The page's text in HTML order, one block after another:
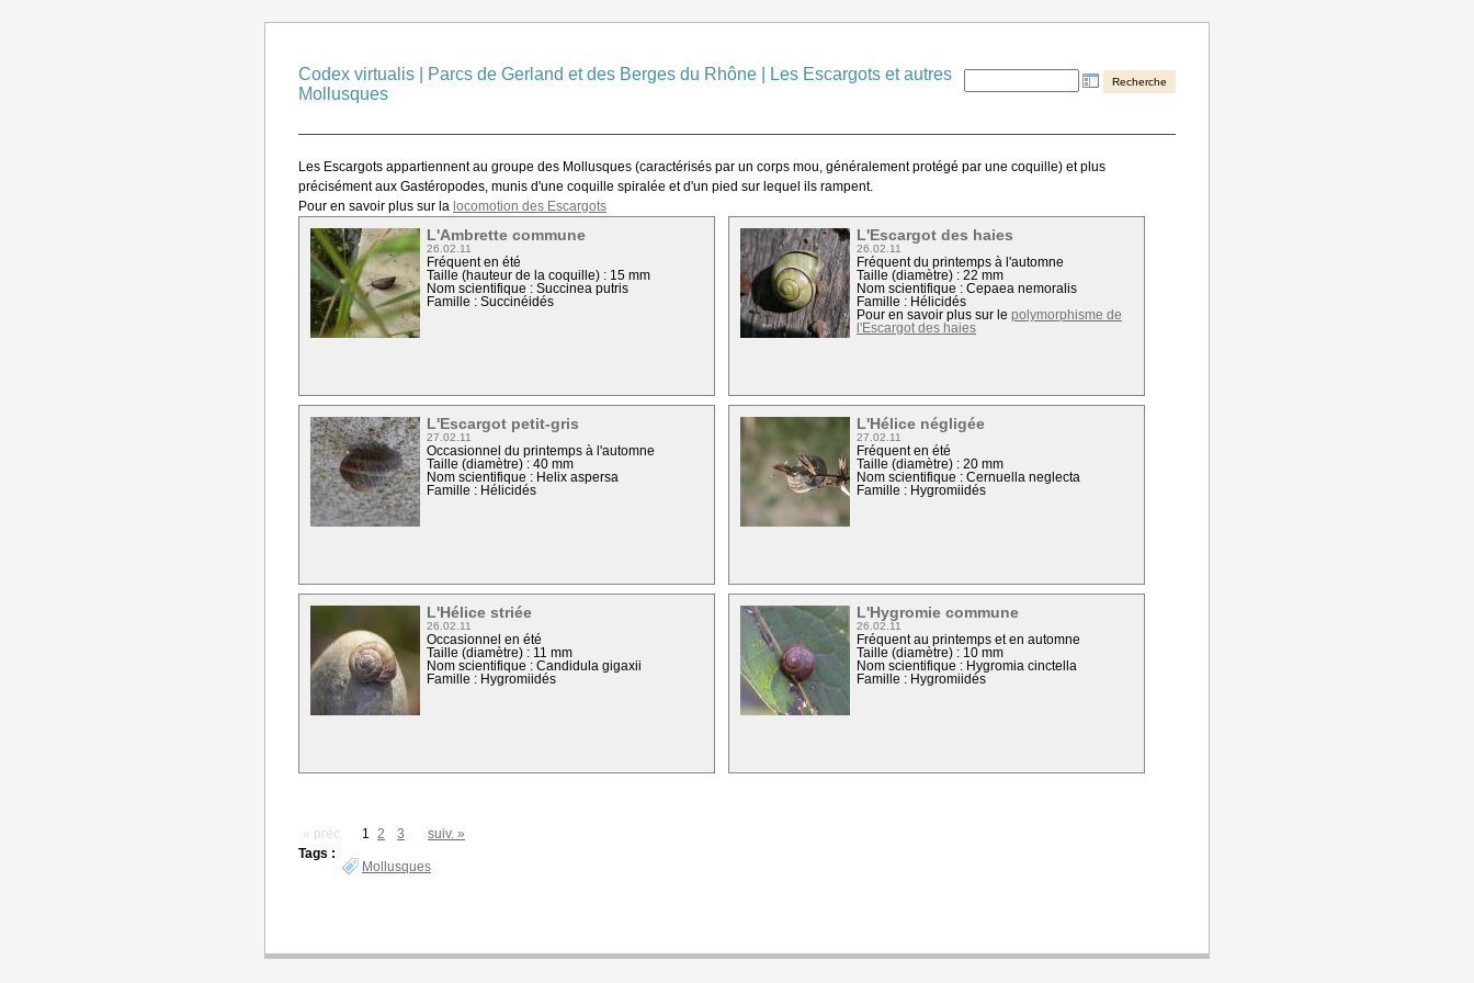
Codex virtualis Parcs de Gerland et des Berges du Rhône
Les Escargots et autres
Mollusques
Les Escargots appartiennent au groupe des Mollusques (caractérisés par un corps mou, généralement protégé par une coquille) et plus
précisément aux Gastéropodes, munis d'une coquille spiralée et d'un pied sur lequel ils rampent.
Pour en savoir plus sur la locomotion des Escargots
L'Ambrette commune
26.02.11
Fréquent en été
Taille (hauteur de la coquille) : 15 mm
Nom scientifique : Succinea putris
Famille : Succinéidés
L'Escargot des haies
26.02.11
Fréquent du printemps à l'automne
Taille (diamètre) : 22 mm
Nom scientifique : Cepaea nemoralis
Famille : Hélicidés
Pour en savoir plus sur le polymorphisme de
l'Escargot des haies
L'Escargot petit-gris
27.02.11
Occasionnel du printemps à l'automne
Taille (diamètre) : 40 mm
Nom scientifique : Helix aspersa
Famille : Hélicidés
L'Hélice négligée
27.02.11
Fréquent en été
Taille (diamètre) : 20 mm
Nom scientifique : Cernuella neglecta
Famille : Hygromiidés
L'Hélice striée
26.02.11
Occasionnel en été
Taille (diamètre) : 11 mm
Nom scientifique : Candidula gigaxii
Famille : Hygromiidés
L'Hygromie commune
26.02.11
Fréquent au printemps et en automne
Taille (diamètre) : 10 mm
Nom scientifique : Hygromia cinctella
Famille : Hygromiidés
« préc. 1 2 3
suiv. »
Tags :
Mollusques